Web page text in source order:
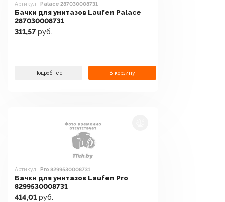
Артикул: Palace 287030008731
Бачки для унитазов Laufen Palace
287030008731
311,57 руб.
Подробнее В корзину
Артикул: Pro 8299530008731
Бачки для унитазов Laufen Pro
8299530008731
414,01 руб.